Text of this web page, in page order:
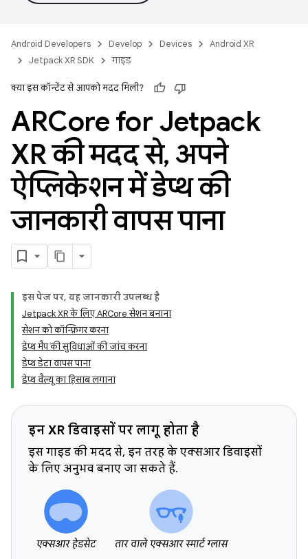
Android Developers Develop Devices
Android XR
Jetpack XR SDK
गाइड
क्या इस कॉन्टेंट से आपको मदद मिली?
ARCore for Jetpack
XR की मदद से, अपने
ऐप्लिकेशन में डेप्थ की
जानकारी वापस पाना
इस पेज पर, यह जानकारी उपलब्ध है
Jetpack XR के लिए ARCore सेशन बनाना
सेशन को कॉन्फ़िगर करना
डेप्थ मैप की सुविधाओं की जांच करना
डेप्थ डेटा वापस पाना
डेप्थ वैल्यू का हिसाब लगाना
इन XR डिवाइसों पर लागू होता है
इस गाइड की मदद से, इन तरह के एक्सआर डिवाइसों
के लिए अनुभव बनाए जा सकते हैं.
एक्सआर हेडसेट तार वाले एक्सआर स्मार्ट ग्लास